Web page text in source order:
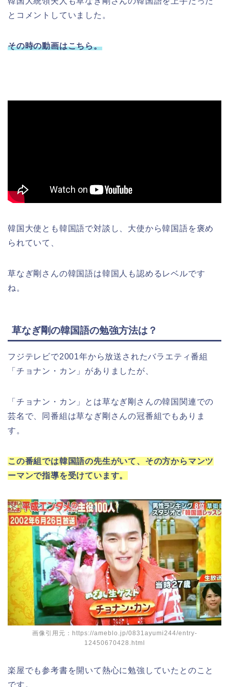
とコメントしていました。
その時の動画はこちら。
韓国大使とも韓国語で対談し、大使から韓国語を褒め
られていて、
草なぎ剛さんの韓国語は韓国人も認めるレベルです
ね。
草なぎ剛の韓国語の勉強方法は？
フジテレビで2001年から放送されたバラエティ番組
「チョナン・カン」がありましたが、
「チョナン・カン」とは草なぎ剛さんの韓国関連での
芸名で、同番組は草なぎ剛さんの冠番組でもありま
す。
この番組では韓国語の先生がいて、その方からマンツ
ーマンで指導を受けています。
画像引用元：https://ameblo.jp/0831ayumi244/entry-
12450670428.html
楽屋でも参考書を開いて熱心に勉強していたとのこと
です。